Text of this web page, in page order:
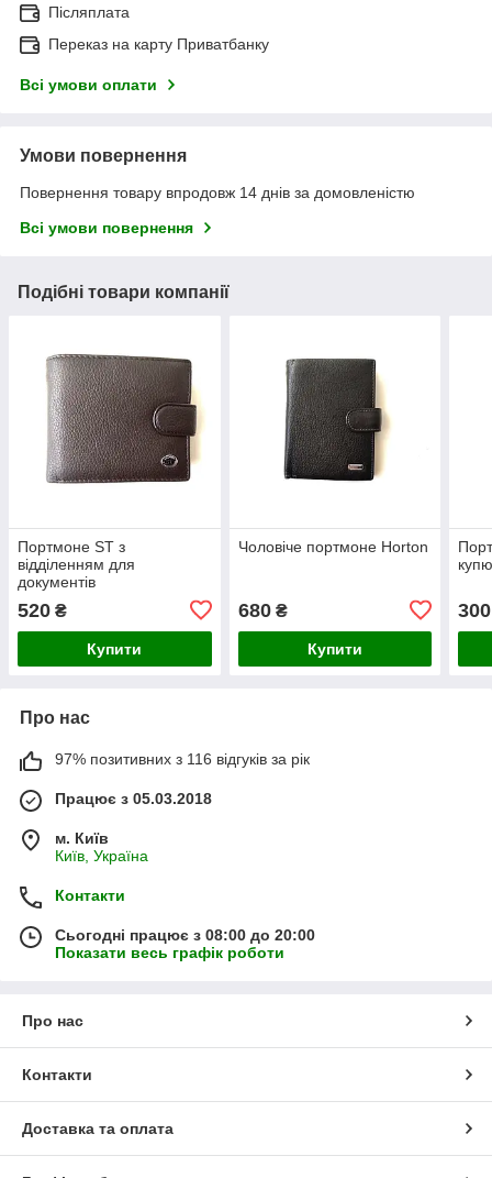
Післяплата
Переказ на карту Приватбанку
Всі умови оплати
Умови повернення
Повернення товару впродовж 14 днів за домовленістю
Всі умови повернення
Подібні товари компанії
Портмоне ST з
відділенням для
документів
520 ₴
Купити
Чоловіче портмоне Horton
680₴
Купити
300
Про нас
97% позитивних з 116 відгуків за рік
Працює з 05.03.2018
м. Київ
Київ, Україна
Контакти
Сьогодні працює з 08:00 до 20:00
Показати весь графік роботи
Про нас
Контакти
Доставка та оплата